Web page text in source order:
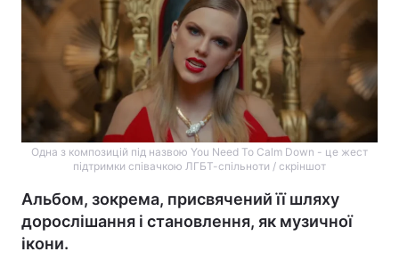
Одна з композицій під назвою You Need To Calm Down - це жест
підтримки співачкою ЛГБТ-спільноти / скріншот
Альбом, зокрема, присвячений її шляху
дорослішання і становлення, як музичної
ікони.